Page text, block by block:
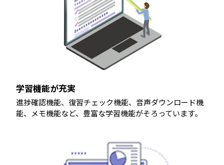
学習機能が充実
進捗確認機能、復習チェック機能、音声ダウンロード機
能、メモ機能など、豊富な学習機能がそろっています。